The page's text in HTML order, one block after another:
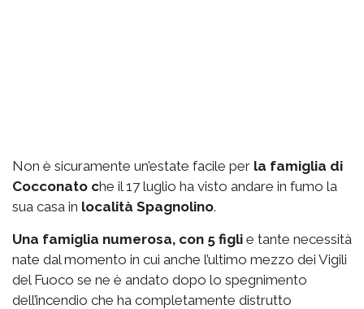
Non è sicuramente un’estate facile per la famiglia di
Cocconato che il 17 luglio ha visto andare in fumo la
sua casa in località Spagnolino.
Una famiglia numerosa, con 5 figli e tante necessità
nate dal momento in cui anche l’ultimo mezzo dei Vigili
del Fuoco se ne è andato dopo lo spegnimento
dell’incendio che ha completamente distrutto